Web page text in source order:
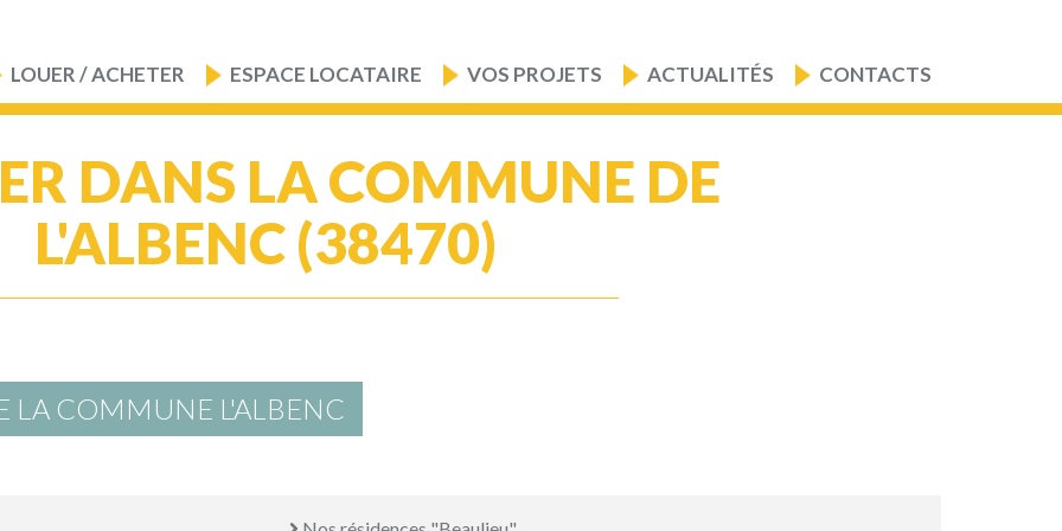
LOUER / ACHETER ESPACE LOCATAIRE VOS PROJETS ACTUALITÉS CONTACTS
DANS LA COMMUNE DE
L'ALBENC (38470)
LA COMMUNE L'ALBENC